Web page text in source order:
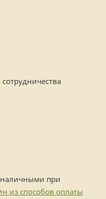
наличными при
из способов оплаты